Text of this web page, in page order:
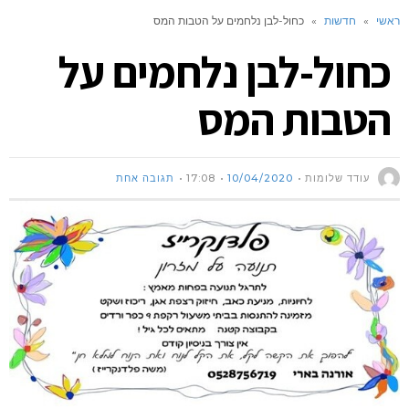
ראשי » חדשות » כחול-לבן נלחמים על הטבות המס
כחול-לבן נלחמים על
הטבות המס
עודד שלומות 10/04/2020
17:08 תגובה אחת